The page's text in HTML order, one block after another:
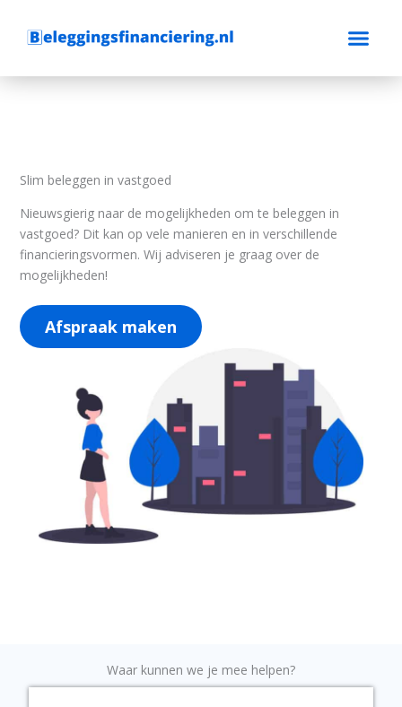
Slim beleggen in vastgoed
Nieuwsgierig naar de mogelijkheden om te beleggen in
vastgoed? Dit kan op vele manieren en in verschillende
financieringsvormen. Wij adviseren je graag over de
mogelijkheden!
Afspraak maken
Waar kunnen we je mee helpen?